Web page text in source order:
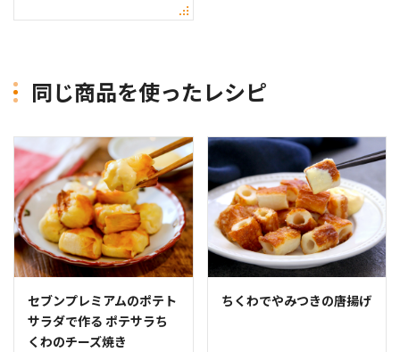
同じ商品を使ったレシピ
セブンプレミアムのポテト
サラダで作る ポテサラち
くわのチーズ焼き
ちくわでやみつきの唐揚げ